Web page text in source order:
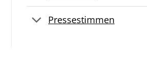
Pressestimmen